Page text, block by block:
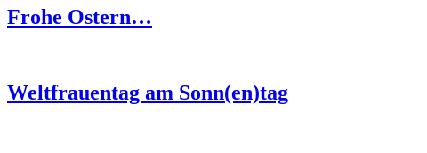
Frohe Ostern…
Weltfrauentag am Sonn(en)tag